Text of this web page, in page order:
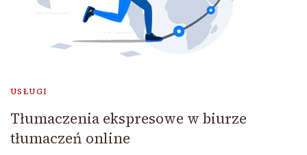
USŁUGI
Tłumaczenia ekspresowe w biurze
tłumaczeń online